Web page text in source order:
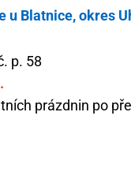
Blatnice, okres
p. 58
prázdnin po